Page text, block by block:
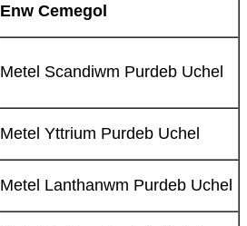
Enw Cemegol
Metel Scandiwm Purdeb Uchel
Metel Yttrium Purdeb Uchel
Metel Lanthanwm Purdeb Uchel